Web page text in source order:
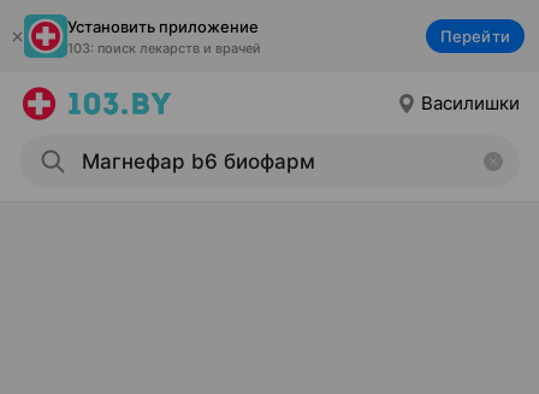
Установить приложение
103: поиск лекарств и врачей
Перейти
Василишки